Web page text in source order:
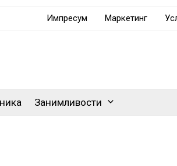
Импресум Маркетинг
Занимливости